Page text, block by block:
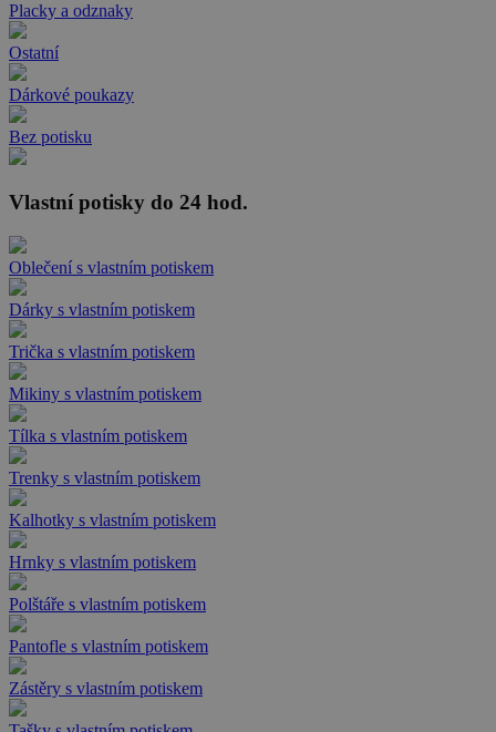
Placky a odznaky
Ostatní
Dárkové poukazy
Bez potisku
Vlastní potisky do 24 hod.
Oblečení s vlastním potiskem
Dárky s vlastním potiskem
Trička s vlastním potiskem
Mikiny s vlastním potiskem
Tílka s vlastním potiskem
Trenky s vlastním potiskem
Kalhotky s vlastním potiskem
Hrnky s vlastním potiskem
Polštáře s vlastním potiskem
Pantofle s vlastním potiskem
Zástěry s vlastním potiskem